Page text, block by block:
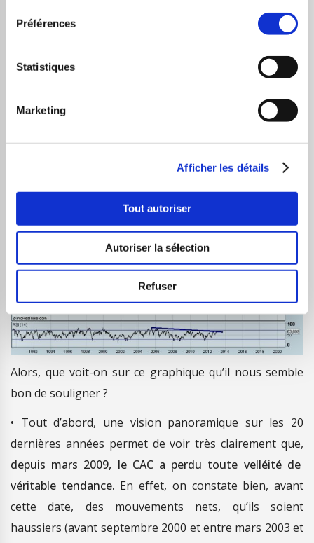
Préférences
Statistiques
Marketing
Afficher les détails
Tout autoriser
Autoriser la sélection
Refuser
Passons maintenant et sans transition cette fois à
notre spécialisation : la partie technique et l’analyse
graphique…
limitée
Alors, que voit-on sur ce graphique qu’il nous semble
bon de souligner ?
• Tout d’abord, une vision panoramique sur les 20
dernières années permet de voir très clairement que,
depuis mars 2009, le CAC a perdu toute velléité de
véritable tendance. En effet, on constate bien, avant
cette date, des mouvements nets, qu’ils soient
haussiers (avant septembre 2000 et entre mars 2003 et